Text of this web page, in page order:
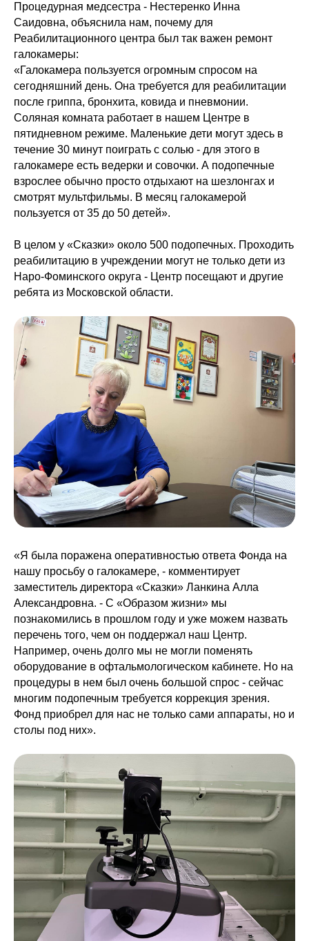
Процедурная медсестра - Нестеренко Инна
Саидовна, объяснила нам, почему для
Реабилитационного центра был так важен ремонт
галокамеры:
«Галокамера пользуется огромным спросом на
сегодняшний день. Она требуется для реабилитации
после гриппа, бронхита, ковида и пневмонии.
Соляная комната работает в нашем Центре в
пятидневном режиме. Маленькие дети могут здесь в
течение 30 минут поиграть с солью - для этого в
галокамере есть ведерки и совочки. А подопечные
взрослее обычно просто отдыхают на шезлонгах и
смотрят мультфильмы. В месяц галокамерой
пользуется от 35 до 50 детей».
В целом у «Сказки» около 500 подопечных. Проходить
реабилитацию в учреждении могут не только дети из
Наро-Фоминского округа - Центр посещают и другие
ребята из Московской области.
«Я была поражена оперативностью ответа Фонда на
нашу просьбу о галокамере, - комментирует
заместитель директора «Сказки» Ланкина Алла
Александровна. - С «Образом жизни» мы
познакомились в прошлом году и уже можем назвать
перечень того, чем он поддержал наш Центр.
Например, очень долго мы не могли поменять
оборудование в офтальмологическом кабинете. Но на
процедуры в нем был очень большой спрос - сейчас
многим подопечным требуется коррекция зрения.
Фонд приобрел для нас не только сами аппараты, но и
столы под них».